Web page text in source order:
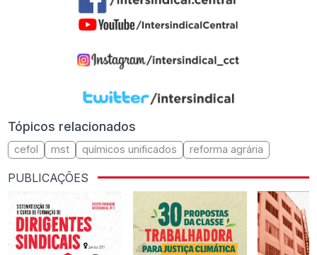
Tópicos relacionados
cefol mst químicos unificados reforma agrária
PUBLICAÇÕES